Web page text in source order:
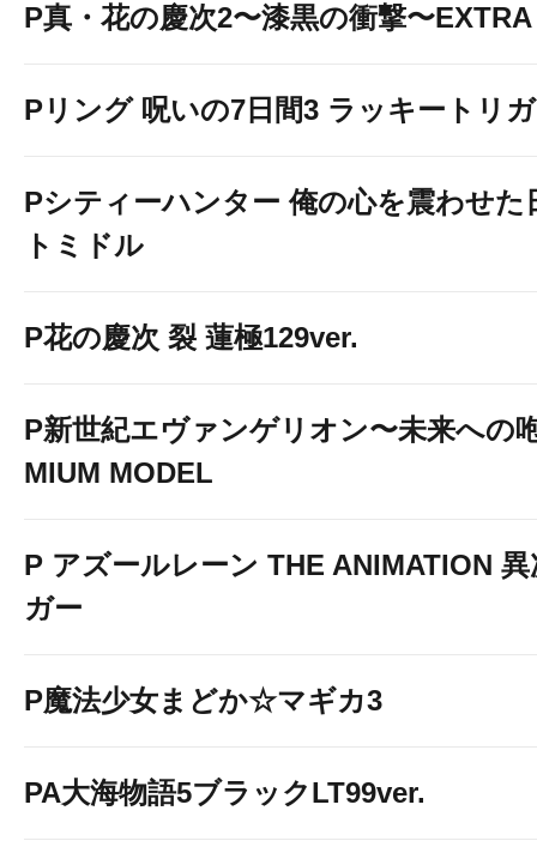
P真・花の慶次2〜漆黒の衝撃〜
Pリング 呪いの7日間3 ラッキートリ
Pシティーハンター 俺の心を震わせた
トミドル
P花の慶次 裂 蓮極129ver.
P新世紀エヴァンゲリオン〜未来への
MIUM MODEL
P アズールレーン THE ANIMATION
ガー
P魔法少女まどか☆マギカ3
PA大海物語5ブラックLT99ver.